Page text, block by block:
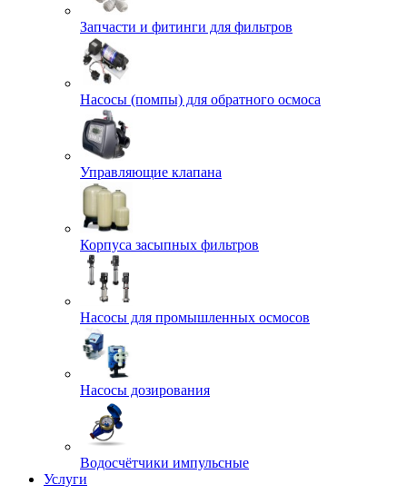
Запчасти и фитинги для фильтров
Насосы (помпы) для обратного осмоса
Управляющие клапана
Корпуса засыпных фильтров
Насосы для промышленных осмосов
Насосы дозирования
Водосчётчики импульсные
Услуги